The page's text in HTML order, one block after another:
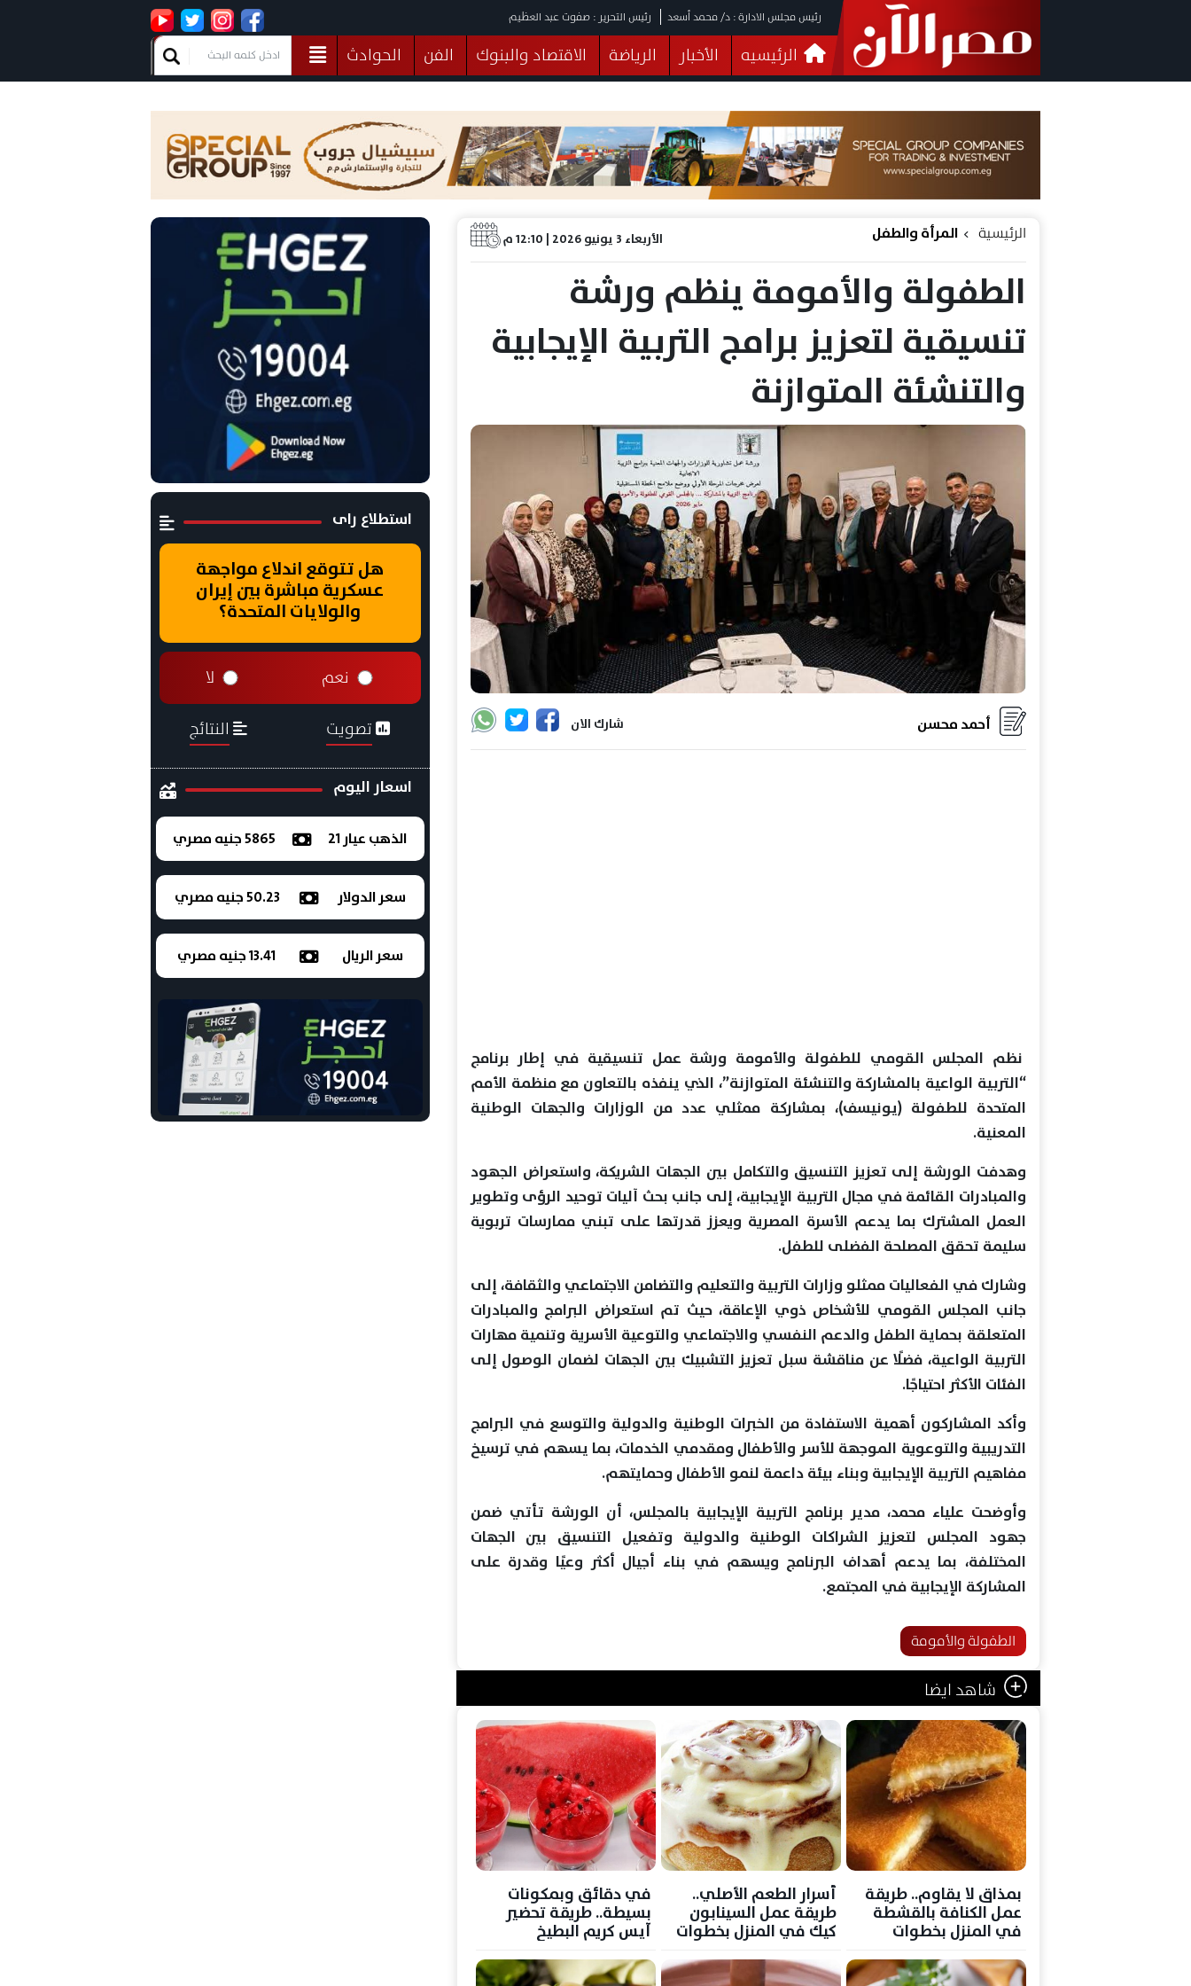
رئيس مجلس الادارة : د/ محمد أسعد رئيس التحرير : صفوت عبد العظيم
الرئيسيه الأخبار الرياضة الاقتصاد والبنوك الفن
الحوادث
فيديوهات
البرلمان صحة الثقافة خدمات منوعات
الأربعاء 3 يونيو 2026 | 12:10 م الرئيسية المرأة والطفل
الطفولة والأمومة ينظم ورشة
تنسيقية لتعزيز برامج التربية الإيجابية
والتنشئة المتوازنة
شارك الان أحمد محسن
نظم المجلس القومي للطفولة والأمومة ورشة عمل تنسيقية في إطار برنامج
“التربية الواعية بالمشاركة والتنشئة المتوازنة”، الذي ينفذه بالتعاون مع منظمة الأمم
المتحدة للطفولة (يونيسف)، بمشاركة ممثلي عدد من الوزارات والجهات الوطنية
المعنية.
وهدفت الورشة إلى تعزيز التنسيق والتكامل بين الجهات الشريكة، واستعراض الجهود
والمبادرات القائمة في مجال التربية الإيجابية، إلى جانب بحث آليات توحيد الرؤى وتطوير
العمل المشترك بما يدعم الأسرة المصرية ويعزز قدرتها على تبني ممارسات تربوية
سليمة تحقق المصلحة الفضلى للطفل.
وشارك في الفعاليات ممثلو وزارات التربية والتعليم والتضامن الاجتماعي والثقافة، إلى
جانب المجلس القومي للأشخاص ذوي الإعاقة، حيث تم استعراض البرامج والمبادرات
المتعلقة بحماية الطفل والدعم النفسي والاجتماعي والتوعية الأسرية وتنمية مهارات
التربية الواعية، فضلًا عن مناقشة سبل تعزيز التشبيك بين الجهات لضمان الوصول إلى
الفئات الأكثر احتياجًا.
وأكد المشاركون أهمية الاستفادة من الخبرات الوطنية والدولية والتوسع في البرامج
التدريبية والتوعوية الموجهة للأسر والأطفال ومقدمي الخدمات، بما يسهم في ترسيخ
مفاهيم التربية الإيجابية وبناء بيئة داعمة لنمو الأطفال وحمايتهم.
وأوضحت علياء محمد، مدير برنامج التربية الإيجابية بالمجلس، أن الورشة تأتي ضمن
جهود المجلس لتعزيز الشراكات الوطنية والدولية وتفعيل التنسيق بين الجهات
المختلفة، بما يدعم أهداف البرنامج ويسهم في بناء أجيال أكثر وعيًا وقدرة على
المشاركة الإيجابية في المجتمع.
الطفولة والأمومة
شاهد ايضا
بمذاق لا يقاوم.. طريقة
عمل الكنافة بالقشطة
في المنزل بخطوات
أسرار الطعم الأصلي..
طريقة عمل السينابون
كيك في المنزل بخطوات
في دقائق وبمكونات
بسيطة.. طريقة تحضير
آيس كريم البطيخ
الصيف
استطلاع راى
هل تتوقع اندلاع مواجهة
عسكرية مباشرة بين إيران
والولايات المتحدة؟
نعم لا
تصويت النتائج
اسعار اليوم
الذهب عيار 21 5865 جنيه مصري
سعر الدولار 50.23 جنيه مصري
سعر الريال 13.41 جنيه مصري